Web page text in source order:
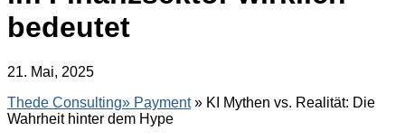
bedeutet
21. Mai, 2025
Thede Consulting» Payment» KI Mythen vs. Realität: Die
Wahrheit hinter dem Hype